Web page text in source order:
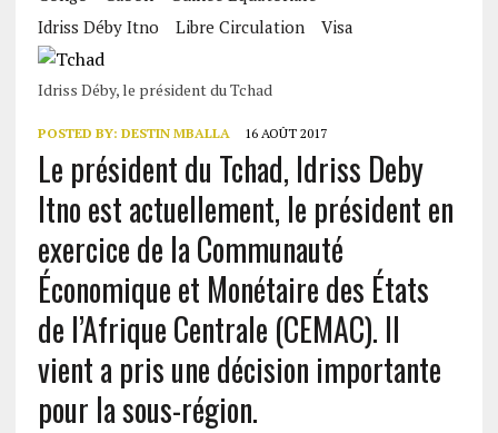
Idriss Déby Itno
Libre Circulation Visa
Idriss Déby, le président du Tchad
POSTED BY: DESTIN MBALLA 16 AOÛT 2017
Le président du Tchad, Idriss Deby
Itno est actuellement, le président en
exercice de la Communauté
Économique et Monétaire des États
de l’Afrique Centrale (CEMAC). Il
vient a pris une décision importante
pour la sous-région.